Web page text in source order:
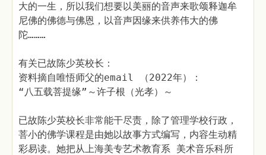
大的一生，所以我们想要以美丽的音声来歌颂释迦牟
尼佛的佛德与佛恩，以音声因缘来供养伟大的佛
陀………
有关已故陈少英校长：
资料摘自唯悟师父的email （2022年）：
“八五载菩提缘”～许子根（光孝）～
已故陈少英校长非常能干尽责，除了管理学校行政，
菩小的佛学课程是由她以故事方式编写，内容生动精
彩易读。她把从上海美专艺术教育系 美术音乐科所